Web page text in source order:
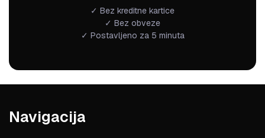
✓ Bez kreditne kartice
✓ Bez obveze
✓ Postavljeno za 5 minuta
Navigacija